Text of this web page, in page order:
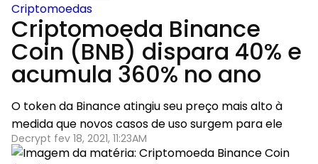
Criptomoedas
Criptomoeda Binance
Coin (BNB) dispara 40% e
acumula 360% no ano
O token da Binance atingiu seu preço mais alto à
medida que novos casos de uso surgem para ele
Decrypt fev 18, 2021, 11:23AM